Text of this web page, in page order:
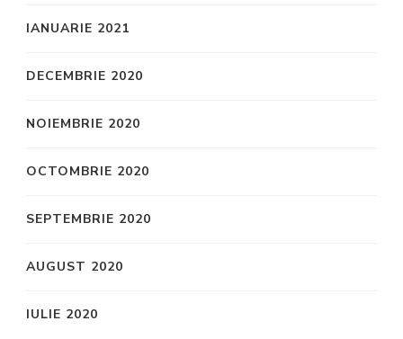
IANUARIE 2021
DECEMBRIE 2020
NOIEMBRIE 2020
OCTOMBRIE 2020
SEPTEMBRIE 2020
AUGUST 2020
IULIE 2020